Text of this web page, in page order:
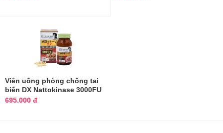
Viên uống phòng chống tai
biến DX Nattokinase 3000FU
Nhật
695.000 đ